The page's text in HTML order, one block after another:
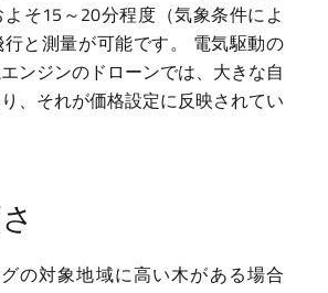
そ15～20分程度（気象条件によ
行と測量が可能です。 電気駆動の
ンジンのドローンでは、大きな自
、それが価格設定に反映されてい
の対象地域に高い木がある場合